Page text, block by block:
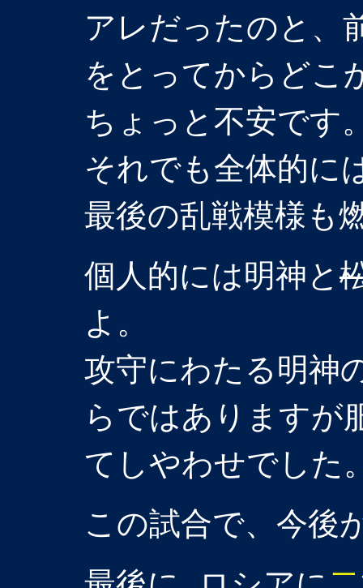
アレだったのと、
をとってからどこ
ちょっと不安です
それでも全体的に
最後の乱戦模様も
個人的には明神と
よ。
攻守にわたる明神
らではありますが
てしやわせでした
この試合で、今後